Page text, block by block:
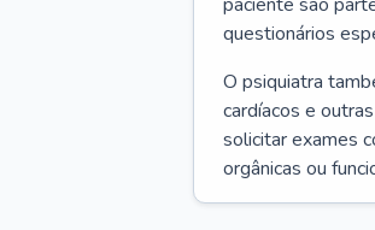
questionários
O psiquiatra
cardíacos e
solicitar exames
orgânicas ou